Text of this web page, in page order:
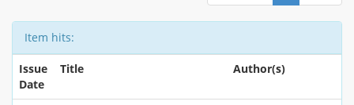
Item hits:
Issue
Date
Title Author(s)